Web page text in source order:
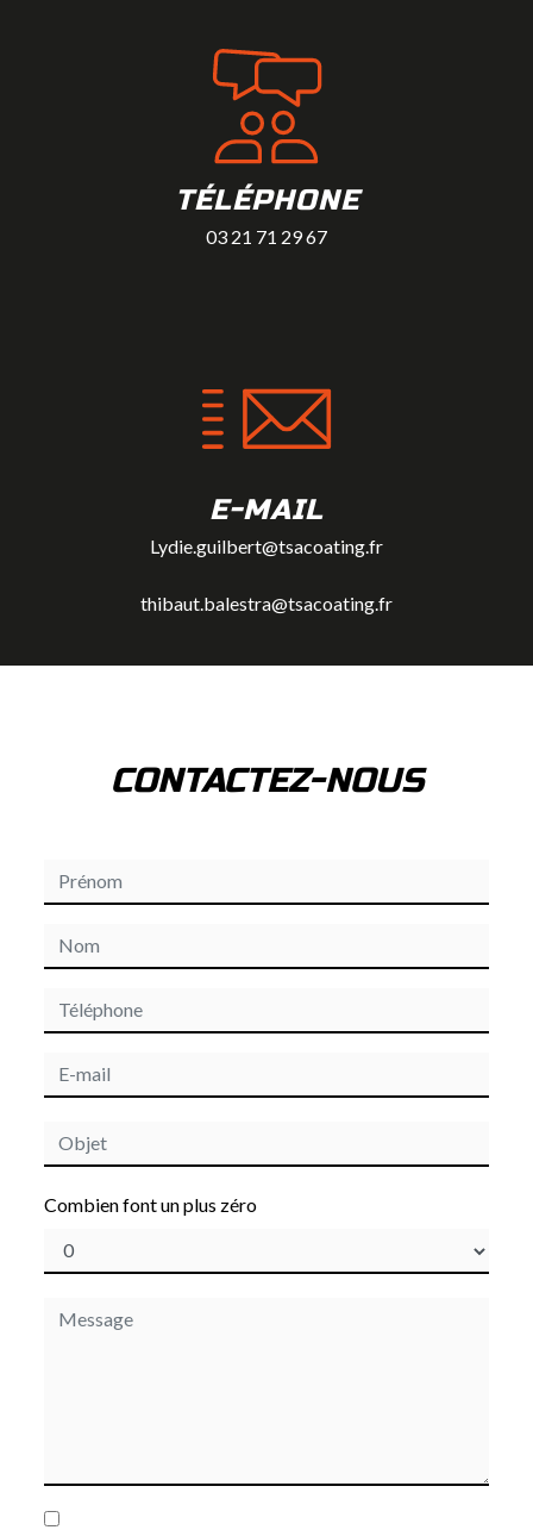
TÉLÉPHONE
03 21 71 29 67
E-MAIL
Lydie.guilbert@tsacoating.fr
thibaut.balestra@tsacoating.fr
CONTACTEZ-NOUS
Combien font un plus zéro